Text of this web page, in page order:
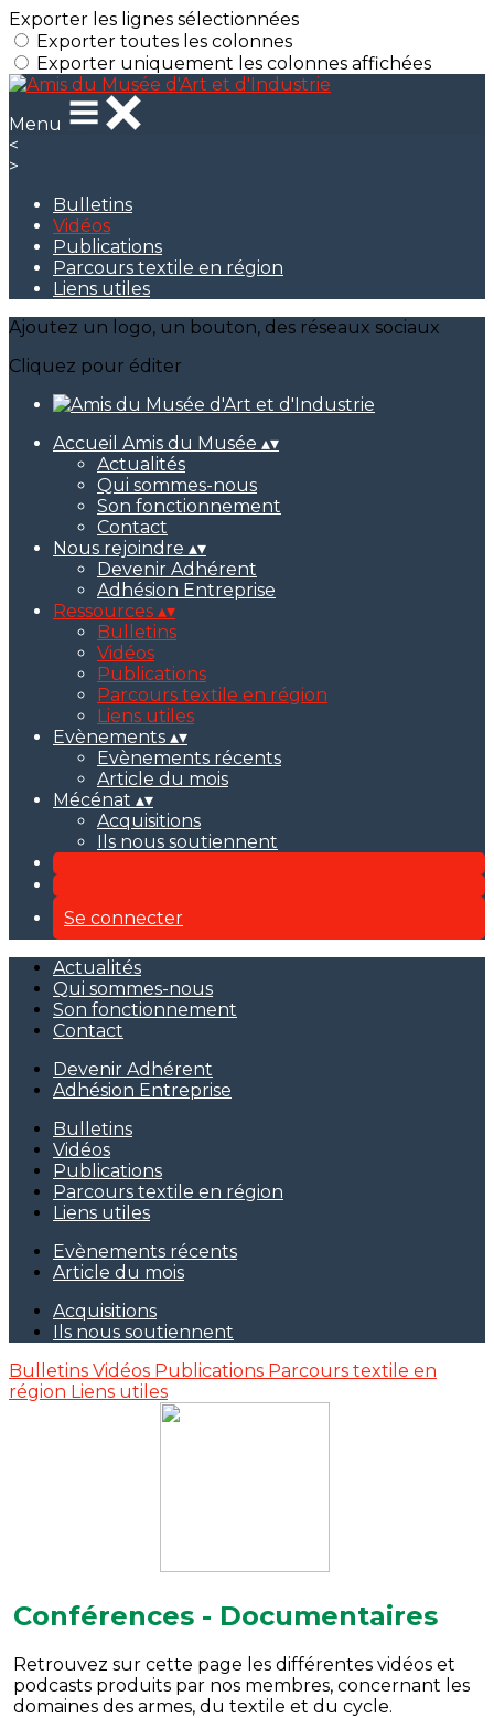
Exporter les lignes sélectionnées
Exporter toutes les colonnes
Exporter uniquement les colonnes affichées
Menu
<
>
Bulletins
Vidéos
Publications
Parcours textile en région
Liens utiles
Ajoutez un logo, un bouton, des réseaux sociaux
Cliquez pour éditer
Accueil Amis du Musée ▴▾
Actualités
Qui sommes-nous
Son fonctionnement
Contact
Nous rejoindre ▴▾
Devenir Adhérent
Adhésion Entreprise
Ressources ▴▾
Bulletins
Vidéos
Publications
Parcours textile en région
Liens utiles
Evènements ▴▾
Evènements récents
Article du mois
Mécénat ▴▾
Acquisitions
Ils nous soutiennent
Se connecter
Actualités
Qui sommes-nous
Son fonctionnement
Contact
Devenir Adhérent
Adhésion Entreprise
Bulletins
Vidéos
Publications
Parcours textile en région
Liens utiles
Evènements récents
Article du mois
Acquisitions
Ils nous soutiennent
Bulletins Vidéos Publications Parcours textile en
région Liens utiles
Conférences - Documentaires
Retrouvez sur cette page les différentes vidéos et
podcasts produits par nos membres, concernant les
domaines des armes, du textile et du cycle.